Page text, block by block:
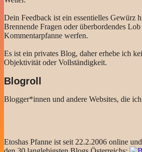
Dein Feedback ist ein essentielles Gewürz
Brennende Fragen oder überbordendes
Kommentarpfanne werfen.
Es ist ein privates Blog, daher erhebe ich
Objektivität oder Vollständigkeit.
Blogroll
Blogger*innen und andere Websites, die
Etoshas Pfanne ist seit 22.2.2006 online